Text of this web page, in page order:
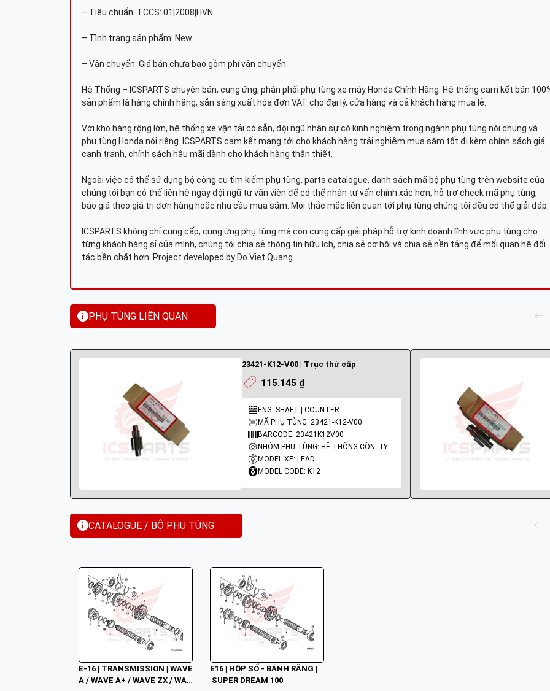
– Tiêu chuẩn: TCCS: 01|2008|HVN
– Tình trạng sản phẩm: New
– Vận chuyển: Giá bán chưa bao gồm phí vận chuyển.
Hệ Thống – ICSPARTS chuyên bán, cung ứng, phân phối phụ tùng xe máy Honda Chính Hãng. Hệ thống cam kết bán
sản phẩm là hàng chính hãng, sẵn sàng xuất hóa đơn VAT cho đại lý, cửa hàng và cả khách hàng mua lẻ.
Với kho hàng rộng lớn, hệ thống xe vận tải có sẵn, đội ngũ nhân sự có kinh nghiệm trong ngành phụ tùng nói chung và
phụ tùng Honda nói riêng. ICSPARTS cam kết mang tới cho khách hàng trải nghiệm mua sắm tốt đi kèm chính sách giá
cạnh tranh, chính sách hậu mãi dành cho khách hàng thân thiết.
Ngoài việc có thể sử dụng bộ công cụ tìm kiếm phụ tùng, parts catalogue, danh sách mã bộ phụ tùng trên website của
chúng tôi bạn có thể liên hệ ngay đội ngũ tư vấn viên để có thể nhận tư vấn chính xác hơn, hỗ trợ check mã phụ tùng,
báo giá theo giá trị đơn hàng hoặc nhu cầu mua sắm. Mọi thắc mắc liên quan tới phụ tùng chúng tôi đều có thể giải đáp.
ICSPARTS không chỉ cung cấp, cung ứng phụ tùng mà còn cung cấp giải pháp hỗ trợ kinh doanh lĩnh vực phụ tùng cho
từng khách hàng sỉ của mình, chúng tôi chia sẻ thông tin hữu ích, chia sẻ cơ hội và chia sẻ nền tảng để mối quan hệ đối
tác bền chặt hơn. Project developed by Do Viet Quang
PHỤ TÙNG LIÊN QUAN
23421-K12-V00 | Trục thứ cấp
115.145 ₫
ENG: SHAFT | COUNTER
MÃ PHỤ TÙNG: 23421-K12-V00
BARCODE: 23421K12V00
NHÓM PHỤ TÙNG: HỆ THỐNG CÔN - LY HỢP - TRỤC SỐ - BÁNH RĂNG
MODEL XE: LEAD
MODEL CODE: K12
CATALOGUE / BỘ PHỤ TÙNG
E-16 | TRANSMISSION | WAVE
A / WAVE A+ / WAVE ZX / WAV
E16 | HỘP SỐ - BÁNH RĂNG |
SUPER DREAM 100